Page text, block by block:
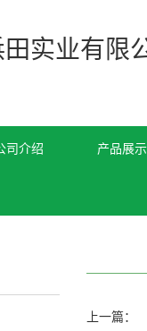
田实业有限
司介绍 产品展示
上一篇：